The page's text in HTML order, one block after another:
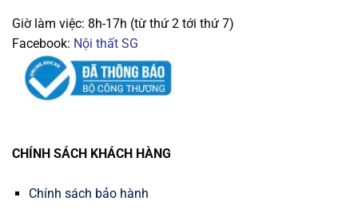
Giờ làm việc: 8h-17h (từ thứ 2 tới thứ 7)
Facebook: Nội thất SG
CHÍNH SÁCH KHÁCH HÀNG
Chính sách bảo hành